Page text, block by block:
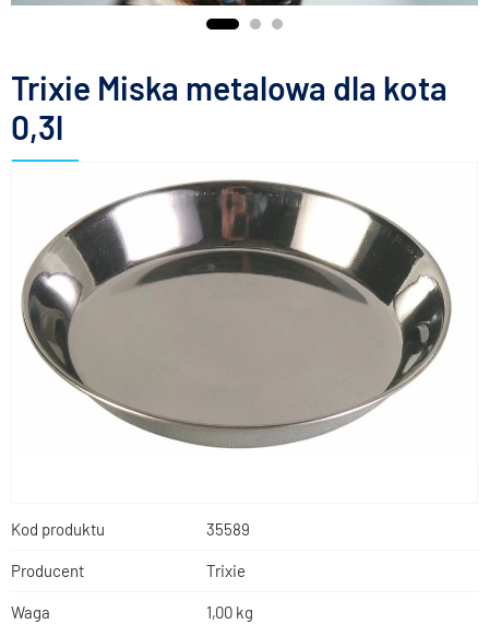
Trixie Miska metalowa dla kota
0,3l
Kod produktu 35589
Producent Trixie
Waga 1,00 kg